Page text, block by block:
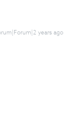
years ago